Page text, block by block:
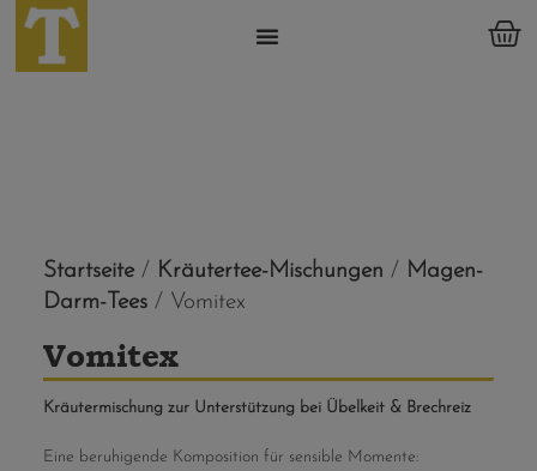
Startseite/ Kräutertee-Mischungen / Magen-
Darm-Tees/ Vomitex
Vomitex
Kräutermischung zur Unterstützung bei Übelkeit & Brechreiz
Eine beruhigende Komposition für sensible Momente: